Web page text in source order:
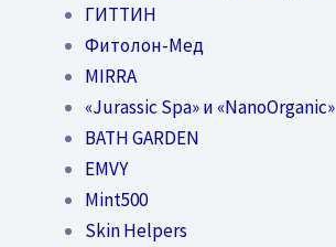
ГИТТИН
Фитолон-Мед
MIRRA
«Jurassic Spa» и «NanoOrganic»
BATH GARDEN
EMVY
Mint500
Skin Helpers